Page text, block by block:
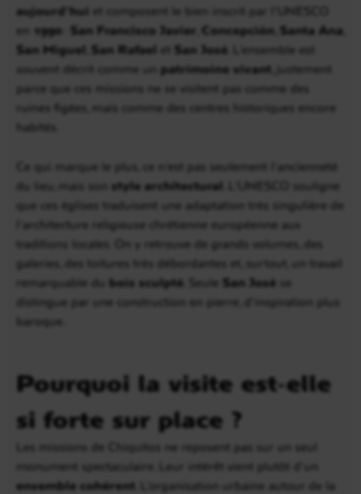
aujourd’hui et composent le bien inscrit par l’UNESCO
en
1990 San Francisco Javier Concepción Santa Ana
San Miguel San Rafael et San José . L’ensemble est
souvent décrit comme un patrimoine vivant , justement
parce que ces missions ne se visitent pas comme des
ruines figées, mais comme des centres historiques encore
habités.
Ce qui marque le plus, ce n’est pas seulement l’ancienneté
du lieu, mais son style architectural . L’UNESCO souligne
que ces églises traduisent une adaptation très singulière de
l’architecture religieuse chrétienne européenne aux
traditions locales. On y retrouve de grands volumes, des
galeries, des toitures très débordantes et, surtout, un travail
remarquable du bois sculpté . Seule San José se
distingue par une construction en pierre, d’inspiration plus
baroque.
Pourquoi la visite est-elle
si forte sur place ?
Les missions de Chiquitos ne reposent pas sur un seul
monument spectaculaire. Leur intérêt vient plutôt d’un
ensemble cohérent . L’organisation urbaine autour de la